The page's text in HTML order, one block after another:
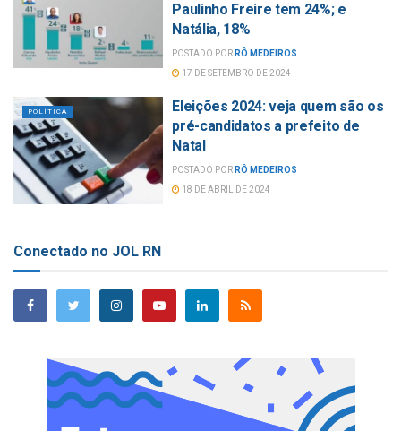
Paulinho Freire tem 24%; e
Natália, 18%
POSTADO POR RÔ MEDEIROS
17 DE SETEMBRO DE 2024
POLÍTICA
Eleições 2024: veja quem são os
pré-candidatos a prefeito de
Natal
POSTADO POR RÔ MEDEIROS
18 DE ABRIL DE 2024
Conectado no JOL RN